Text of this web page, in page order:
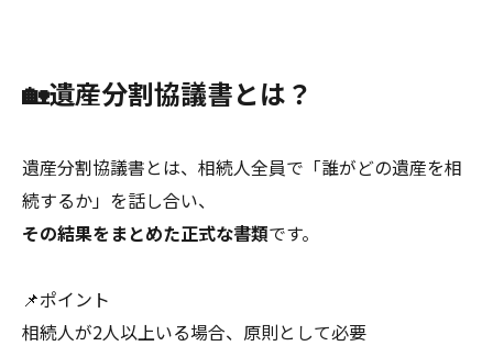
🏡遺産分割協議書とは？
遺産分割協議書とは、相続人全員で「誰がどの遺産を相
続するか」を話し合い、
その結果をまとめた正式な書類です。
📌ポイント
相続人が2人以上いる場合、原則として必要